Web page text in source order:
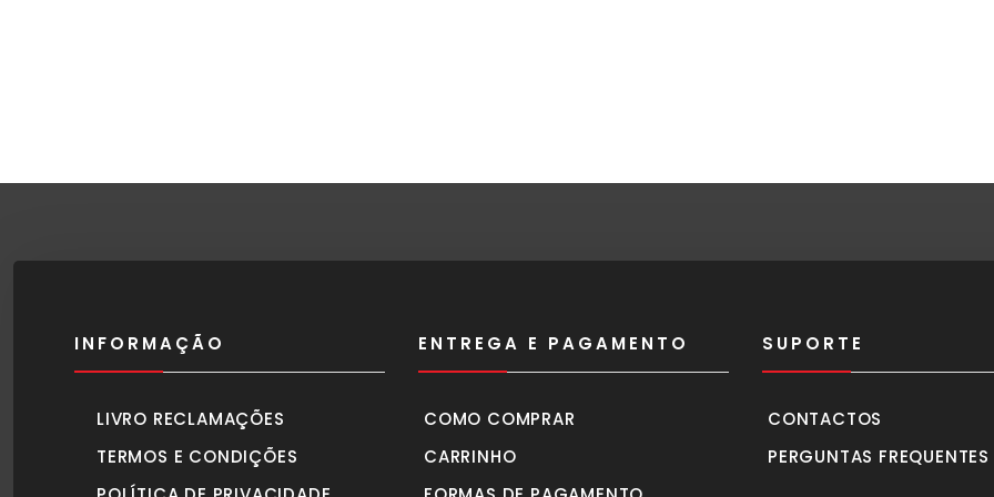
INFORMAÇÃO
LIVRO RECLAMAÇÕES
TERMOS E CONDIÇÕES
ENTREGA E PAGAMENTO
COMO COMPRAR
CARRINHO
SUPORTE
CONTACTOS
PERGUNTAS FREQUENTES